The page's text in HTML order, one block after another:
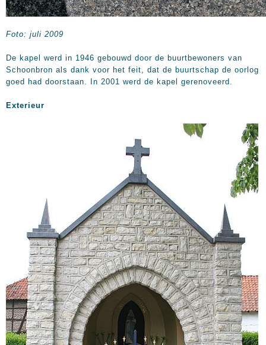
Foto: juli 2009
De kapel werd in 1946 gebouwd door de buurtbewoners van
Schoonbron als dank voor het feit, dat de buurtschap de oorlog
goed had doorstaan. In 2001 werd de kapel gerenoveerd.
Exterieur